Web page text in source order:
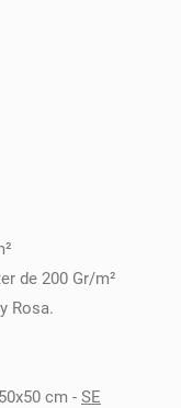
de 200 Gr/m²
Rosa.
cm - SE